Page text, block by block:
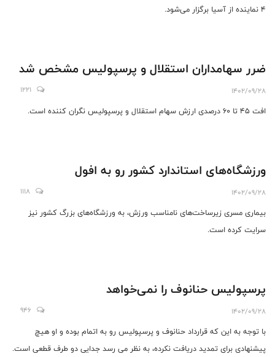
4 نماینده از آسیا برگزار می‌شود.
ضرر سهامداران استقلال و پرسپولیس مشخص شد
1402/09/28
1221
افت ۴۵ تا ۶۰ درصدی ارزش سهام استقلال و پرسپولیس نگران کننده است.
ورزشگاه‌های استاندارد کشور رو به افول
1402/09/28
1118
بیماری مسری زیرساخت‌های نامناسب ورزش، به ورزشگاه‌های بزرگ کشور نیز
سرایت کرده است.
پرسپولیس حنانوف را نمی‌خواهد
1402/09/28
946
با توجه به این که قرارداد حنانوف و پرسپولیس رو به اتمام بوده و او هیچ
پیشنهادی برای تمدید دریافت نکرده، به نظر می رسد جدایی دو طرف قطعی است.